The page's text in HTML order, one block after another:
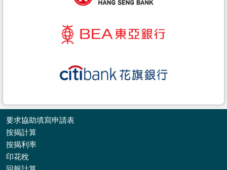
收
要求協助填寫申請表
按揭計算
按揭利率
印花稅